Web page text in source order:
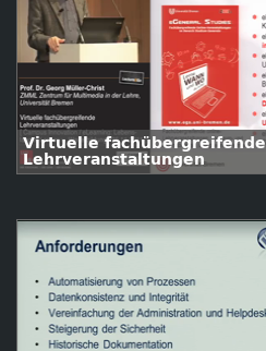
Virtuelle fachübergreifende
Lehrveranstaltungen